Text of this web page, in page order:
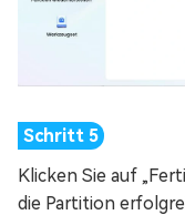
Klicken Sie auf
die Partition